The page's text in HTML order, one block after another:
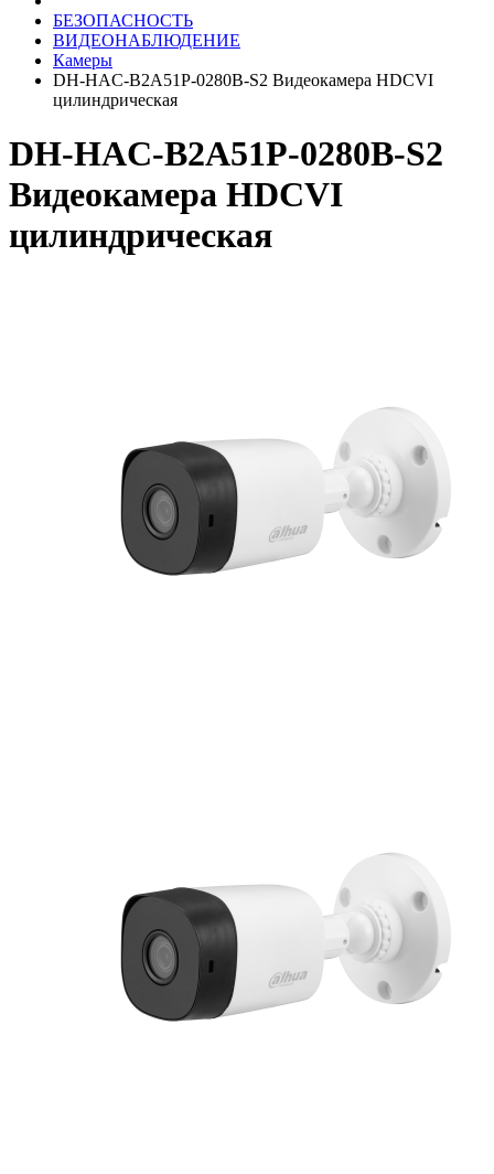
БЕЗОПАСНОСТЬ
ВИДЕОНАБЛЮДЕНИЕ
Камеры
DH-HAC-B2A51P-0280B-S2 Видеокамера HDCVI
цилиндрическая
DH-HAC-B2A51P-0280B-S2
Видеокамера HDCVI
цилиндрическая